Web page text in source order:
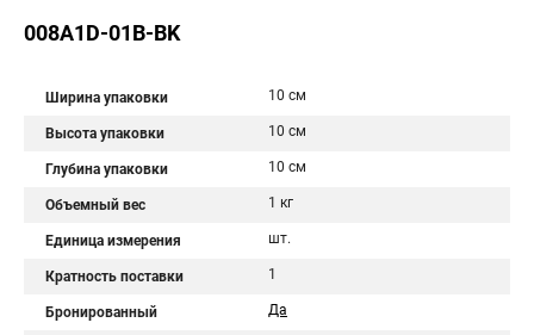
008A1D-01B-BK
Ширина упаковки 10 см
Высота упаковки 10 см
Глубина упаковки 10 см
Объемный вес 1 кг
Единица измерения шт.
Кратность поставки 1
Бронированный Да